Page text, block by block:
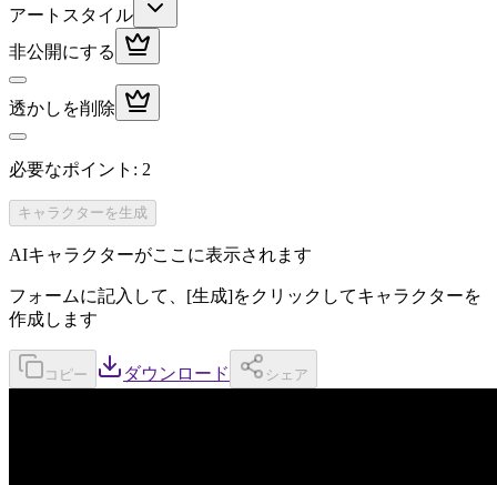
アートスタイル
非公開にする
透かしを削除
必要なポイント : 2
キャラクターを生成
AIキャラクターがここに表示されます
フォームに記入して、[生成]をクリックしてキャラクターを
作成します
コピー ダウンロード シェア